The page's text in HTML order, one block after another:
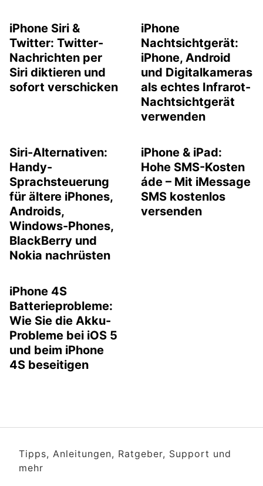
iPhone Siri &
Twitter: Twitter-
Nachrichten per
Siri diktieren und
sofort verschicken
iPhone
Nachtsichtgerät:
iPhone, Android
und Digitalkameras
als echtes Infrarot-
Nachtsichtgerät
verwenden
Siri-Alternativen:
Handy-
Sprachsteuerung
für ältere iPhones,
Androids,
Windows-Phones,
BlackBerry und
Nokia nachrüsten
iPhone & iPad:
Hohe SMS-Kosten
áde – Mit iMessage
SMS kostenlos
versenden
iPhone 4S
Batterieprobleme:
Wie Sie die Akku-
Probleme bei iOS 5
und beim iPhone
4S beseitigen
Tipps, Anleitungen, Ratgeber, Support und
mehr